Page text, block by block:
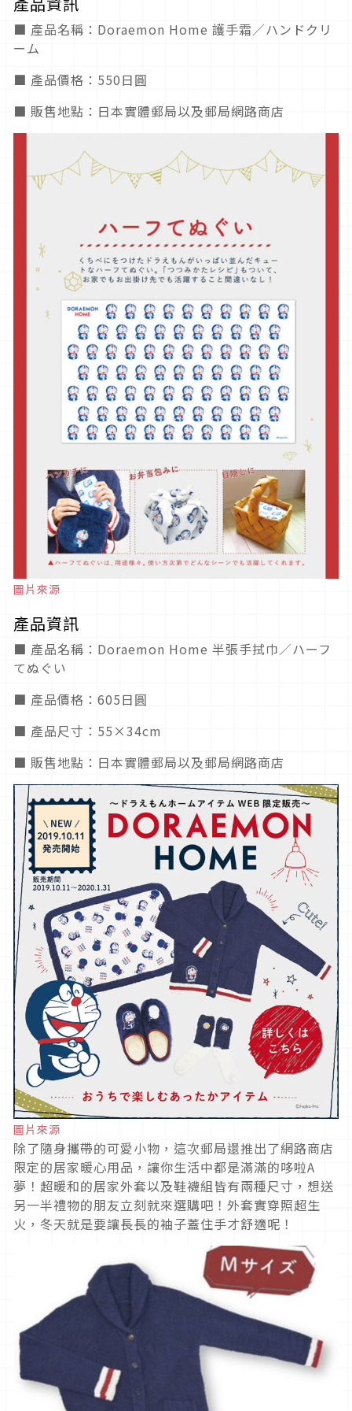
■ 產品名稱：Doraemon Home 護手霜／ハンドクリ
ーム
■ 產品價格：550日圓
■ 販售地點：日本實體郵局以及郵局網路商店
圖片來源
產品資訊
■ 產品名稱：Doraemon Home 半張手拭巾／ハーフ
てぬぐい
■ 產品價格：605日圓
■ 產品尺寸：55×34cm
■ 販售地點：日本實體郵局以及郵局網路商店
圖片來源
除了隨身攜帶的可愛小物，這次郵局還推出了網路商店
限定的居家暖心用品，讓你生活中都是滿滿的哆啦A
夢！超暖和的居家外套以及鞋襪組皆有兩種尺寸，想送
另一半禮物的朋友立刻就來選購吧！外套實穿照超生
火，冬天就是要讓長長的袖子蓋住手才舒適呢！